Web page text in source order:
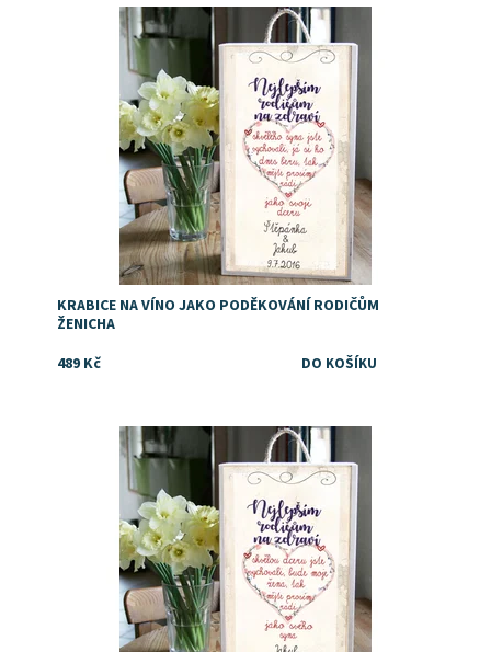
Dostupnost: Skladem
KRABICE NA VÍNO JAKO PODĚKOVÁNÍ RODIČŮM
ŽENICHA
489 Kč
Dostupnost: Skladem